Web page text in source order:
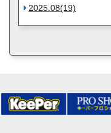
2025.08(19)